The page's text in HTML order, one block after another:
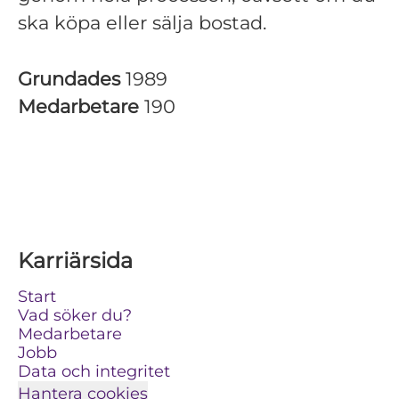
ska köpa eller sälja bostad.
Grundades 1989
Medarbetare 190
Karriärsida
Start
Vad söker du?
Medarbetare
Jobb
Data och integritet
Hantera cookies